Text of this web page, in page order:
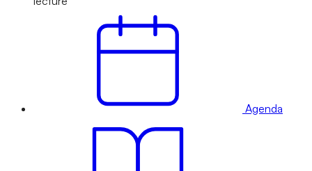
Agenda